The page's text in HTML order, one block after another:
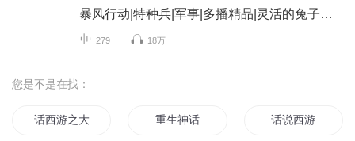
暴风行动|特种兵|军事|多播精品|灵活的兔子团队
279 18万
您是不是在找：
话西游之大圣归来 重生神话 话说西游